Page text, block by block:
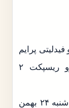
پرایم
با موعد تحویل زمستان ۱۴۰۲ به خودرو ریسپکت ۲
متقاضیان می توانند از ساعت ۱۰ صبح سه شنبه ۲۴ بهمن